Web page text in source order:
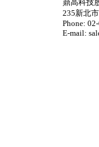
鼎高科技
235新北
Phone:
E-mail: